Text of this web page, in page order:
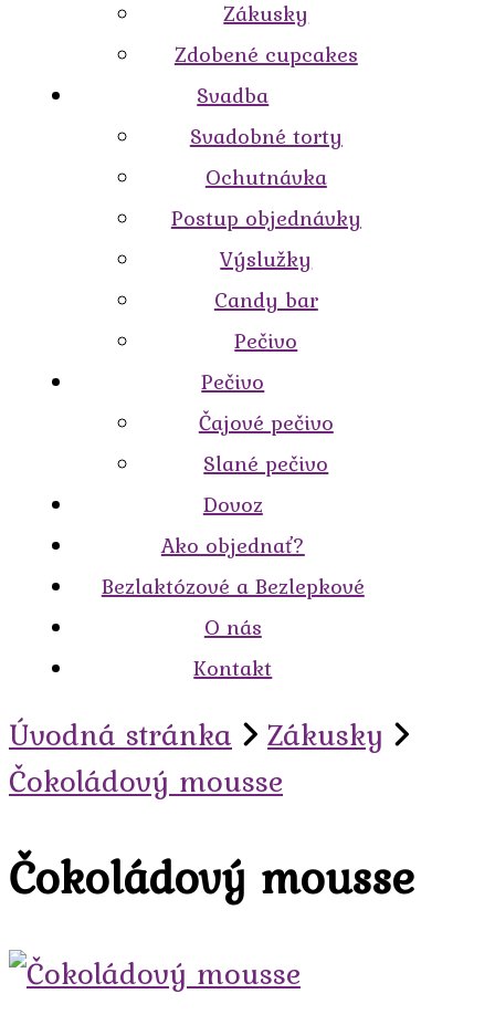
Zákusky
Zdobené cupcakes
Svadba
Svadobné torty
Ochutnávka
Postup objednávky
Výslužky
Candy bar
Pečivo
Pečivo
Čajové pečivo
Slané pečivo
Dovoz
Ako objednať?
Bezlaktózové a Bezlepkové
O nás
Kontakt
Úvodná stránka
Zákusky
Čokoládový mousse
Čokoládový mousse